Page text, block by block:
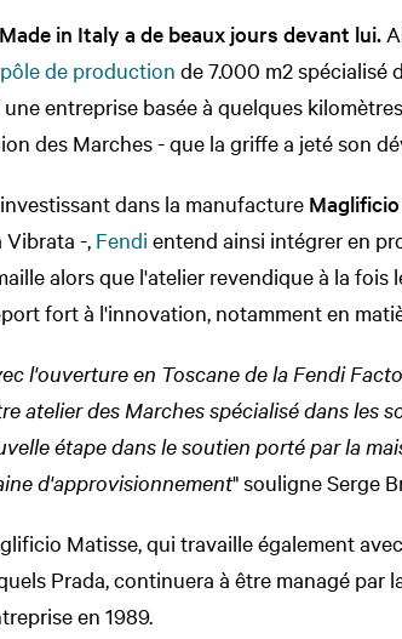
in Italy a de beaux jours devant lui.
de production de 7.000 m2 spécialisé
entreprise basée à quelques
des Marches - que la griffe a jeté son
dans la manufacture
Vibrata -, Fendi entend ainsi intégrer en
alors que l'atelier revendique à la
fort à l'innovation, notamment en
l'ouverture en Toscane de la Fendi
atelier des Marches spécialisé dans les
étape dans le soutien porté par la
d'approvisionnement" souligne Serge
Matisse, qui travaille également
Prada, continuera à être managé par
en 1989.